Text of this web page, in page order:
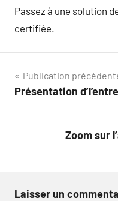
Passez à une solution
certifiée.
Navigation
de
Publication
Présentation
Zoom sur
Laisser un